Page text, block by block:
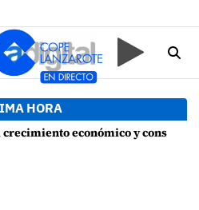
HORA
y consolida su recuperación con un empleo en máximos históricos